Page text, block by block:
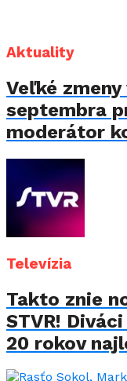
Aktuality
Veľké
septembra
moderátor
Televízia
Takto znie
STVR!
20 rokov